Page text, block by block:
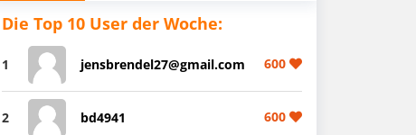
Die Top 10 User der Woche:
1 jensbrendel27@gmail.com 600
2 bd4941 600